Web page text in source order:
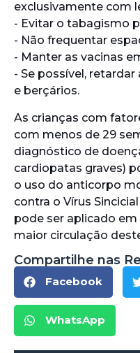
exclusivamente com
- Evitar o tabagismo
- Não frequentar
- Manter as vacinas
- Se possível,
e berçários.
As crianças com
com menos de 29
diagnóstico de
cardiopatas graves)
o uso do anticorpo
contra o Vírus
pode ser aplicado
maior circulação
Compartilhe nas
Facebook
WhatsApp